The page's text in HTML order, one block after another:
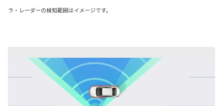
ラ・レーダーの検知範囲はイメージです。